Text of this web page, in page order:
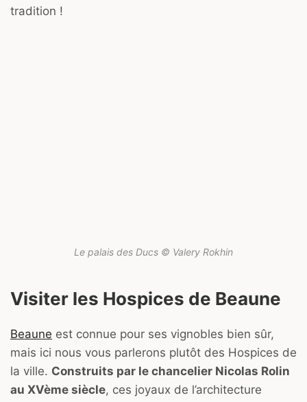
tradition !
Le palais des Ducs © Valery Rokhin
Visiter les Hospices de Beaune
Beaune est connue pour ses vignobles bien sûr,
mais ici nous vous parlerons plutôt des Hospices de
la ville. Construits par le chancelier Nicolas Rolin
au XVème siècle, ces joyaux de l’architecture